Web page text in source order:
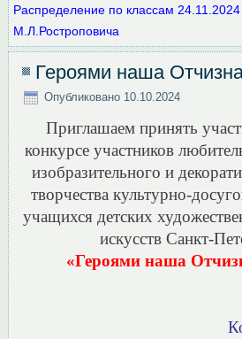
Распределение по классам
М.Л.Ростроповича
Героями наша
Опубликовано 10.10.2024
Приглашаем принять
конкурсе участников
изобразительного и
творчества культурно-
учащихся детских
искусств Санкт-
«Героями наша